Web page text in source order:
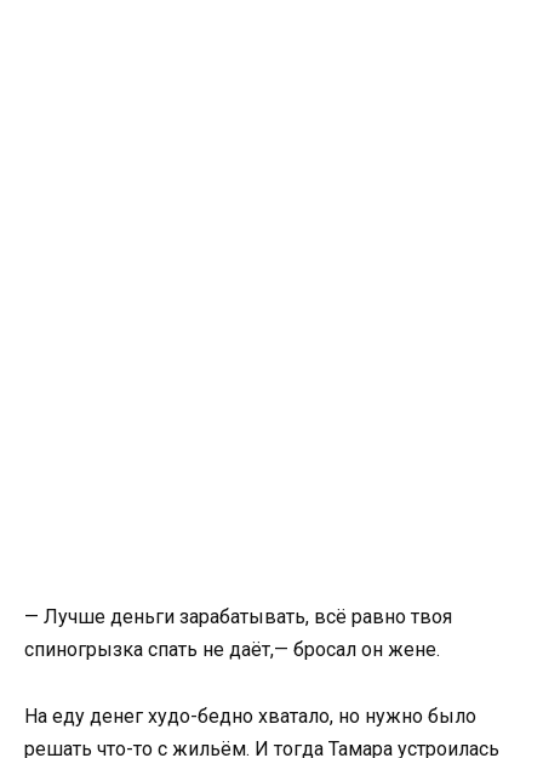
— Лучше деньги зарабатывать, всё равно твоя
спиногрызка спать не даёт,— бросал он жене.
На еду денег худо-бедно хватало, но нужно было
решать что-то с жильём. И тогда Тамара устроилась